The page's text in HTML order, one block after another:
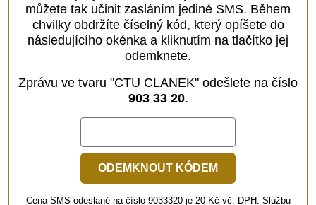
můžete tak učinit zasláním jediné SMS. Během
chvilky obdržíte číselný kód, který opíšete do
následujícího okénka a kliknutím na tlačítko jej
odemknete.
Zprávu ve tvaru "CTU CLANEK" odešlete na číslo
903 33 20.
ODEMKNOUT KÓDEM
Cena SMS odeslané na číslo 9033320 je 20 Kč vč. DPH. Službu